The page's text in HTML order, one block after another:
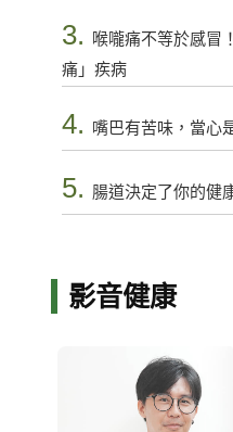
3.
喉嚨痛不等於感冒
痛」疾病
4. 嘴巴有苦味，當心
5. 腸道決定了你的健
影音健康